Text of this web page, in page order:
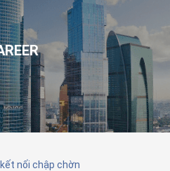
nối chập chờn